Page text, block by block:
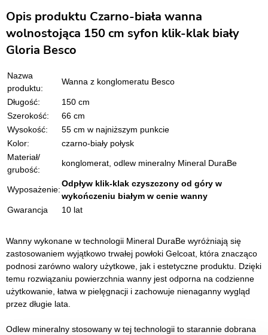
Opis produktu Czarno-biała wanna
wolnostojąca 150 cm syfon klik-klak biały
Gloria Besco
Nazwa
produktu:
Wanna z konglomeratu Besco
Długość:
150 cm
Szerokość:
66 cm
Wysokość:
55 cm w najniższym punkcie
Kolor:
czarno-biały połysk
Materiał/
grubość:
konglomerat, odlew mineralny Mineral DuraBe
Wyposażenie:
Odpływ klik-klak czyszczony od góry w
wykończeniu białym w cenie wanny
Gwarancja
10 lat
Wanny wykonane w technologii Mineral DuraBe wyróżniają się
zastosowaniem wyjątkowo trwałej powłoki Gelcoat, która znacząco
podnosi zarówno walory użytkowe, jak i estetyczne produktu. Dzięki
temu rozwiązaniu powierzchnia wanny jest odporna na codzienne
użytkowanie, łatwa w pielęgnacji i zachowuje nienaganny wygląd
przez długie lata.
Odlew mineralny stosowany w tej technologii to starannie dobrana